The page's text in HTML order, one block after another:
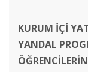
KURUM İÇİ
YANDAL